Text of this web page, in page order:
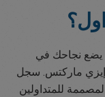
يضع نجاحك في
إيزي ماركتس. سجل
للمتداولين